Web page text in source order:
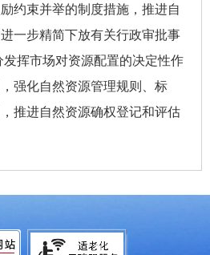
约束并举的制度措施，推进自
一步精简下放有关行政审批事
挥市场对资源配置的决定性作
强化自然资源管理规则、标
推进自然资源确权登记和评估